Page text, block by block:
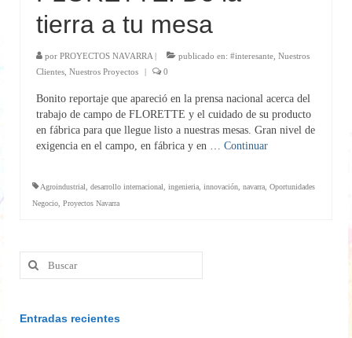
tierra a tu mesa
por PROYECTOS NAVARRA publicado en: #interesante Nuestros
Clientes Nuestros Proyectos 0
Bonito reportaje que apareció en la prensa nacional acerca del
trabajo de campo de FLORETTE y el cuidado de su producto
en fábrica para que llegue listo a nuestras mesas. Gran nivel de
exigencia en el campo, en fábrica y en … Continuar
Agroindustrial, desarrollo internacional, ingenieria, innovación, navarra, Oportunidades
Negocio, Proyectos Navarra
Buscar
por:
Entradas recientes